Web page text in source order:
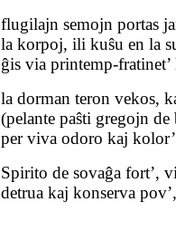
flugilajn semojn portas
la korpoj, ili kuŝu en la
ĝis via
la dorman teron vekos,
(pelante paŝti gregojn
per viva odoro kaj
Spirito de sovaĝa fort’,
detrua kaj konserva